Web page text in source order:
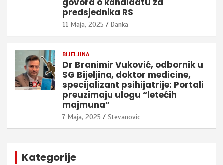
govora o kandidatu za
predsjednika RS
11 Maja, 2025 Danka
BIJELJINA
Dr Branimir Vuković, odbornik u
SG Bijeljina, doktor medicine,
specijalizant psihijatrije: Portali
preuzimaju ulogu “letećih
majmuna”
7 Maja, 2025 Stevanovic
Kategorije